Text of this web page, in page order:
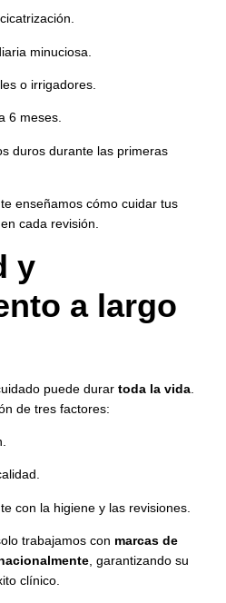
minuciosa.
o irrigadores.
6 meses.
duros durante las primeras
enseñamos cómo cuidar tus
cada revisión.
y
a largo
puede durar toda la vida
de tres factores:
con la higiene y las revisiones.
trabajamos con marcas de
, garantizando su
clínico.